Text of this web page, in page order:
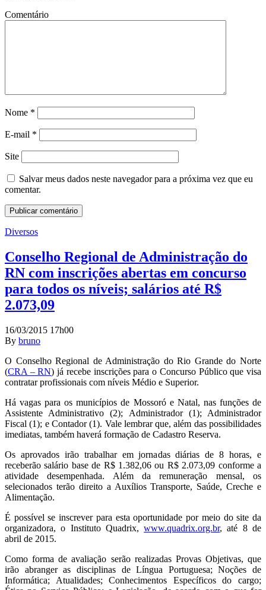
Comentário
Nome *
E-mail *
Site
Salvar meus dados neste navegador para a próxima vez que eu
comentar.
Diversos
Conselho Regional de Administração do
RN com inscrições abertas em concurso
para todos os níveis; salários até R$
2.073,09
16/03/2015 17h00
By bruno
O Conselho Regional de Administração do Rio Grande do Norte
(CRA – RN) já recebe inscrições para o Concurso Público que visa
contratar profissionais com níveis Médio e Superior.
Há vagas para os municípios de Mossoró e Natal, nas funções de
Assistente Administrativo (2); Administrador (1); Administrador
Fiscal (1); e Contador (1). Vale lembrar que, além das possibilidades
imediatas, também haverá formação de Cadastro Reserva.
Os aprovados irão trabalhar em jornadas diárias de 8 horas, e
receberão salário base de R$ 1.382,06 ou R$ 2.073,09 conforme a
atividade desempenhada. Além da remuneração mensal, os
selecionados terão direito a Auxílios Transporte, Saúde, Creche e
Alimentação.
É possível se inscrever para esta oportunidade por meio do site da
organizadora, o Instituto Quadrix,www.quadrix.org.br, até 8 de
abril de 2015.
Como forma de avaliação serão realizadas Provas Objetivas, que
irão abranger as disciplinas de Língua Portuguesa; Noções de
Informática; Atualidades; Conhecimentos Específicos do cargo;